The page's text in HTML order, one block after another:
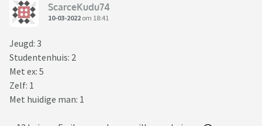
ScarceKudu74
10-03-2022 om 18:41
Jeugd: 3
Studentenhuis: 2
Met ex: 5
Zelf: 1
Met huidige man: 1